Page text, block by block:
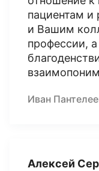
пациентам и
и Вашим
профессии,
Иван
Алексей